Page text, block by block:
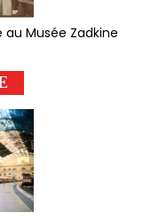
Musée Zadkine